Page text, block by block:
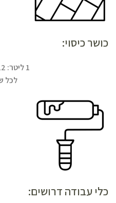
כושר כיסוי:
לכל
כלי עבודה דרושים: